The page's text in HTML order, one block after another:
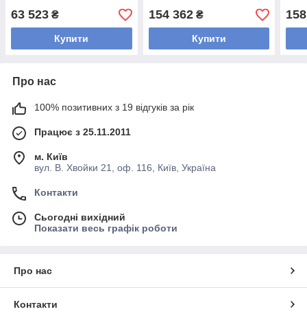
63 523 ₴
Купити
154 362₴
Купити
Про нас
100% позитивних з 19 відгуків за рік
Працює з 25.11.2011
м. Київ
вул. В. Хвойки 21, оф. 116, Київ, Україна
Контакти
Сьогодні вихідний
Показати весь графік роботи
Про нас
Контакти